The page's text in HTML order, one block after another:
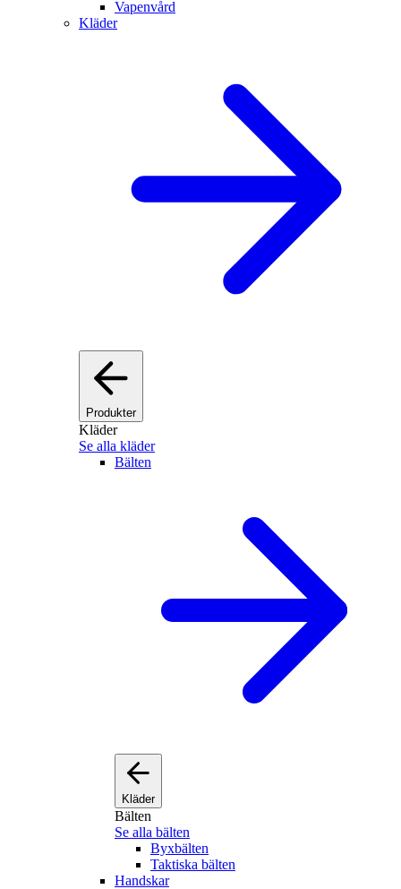
Vapenvård
Kläder
Produkter
Kläder
Se alla kläder
Bälten
Kläder
Bälten
Se alla bälten
Byxbälten
Taktiska bälten
Handskar